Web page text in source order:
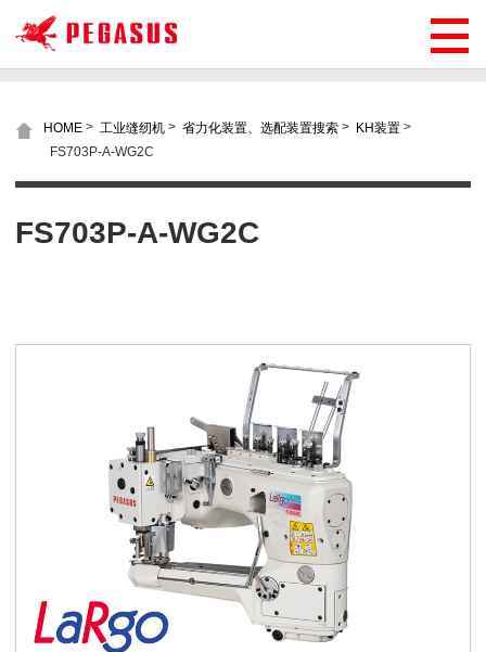
HOME > 工业缝纫机 > 省力化装置、选配装置搜索 > KH装置 >
FS703P-A-WG2C
FS703P-A-WG2C